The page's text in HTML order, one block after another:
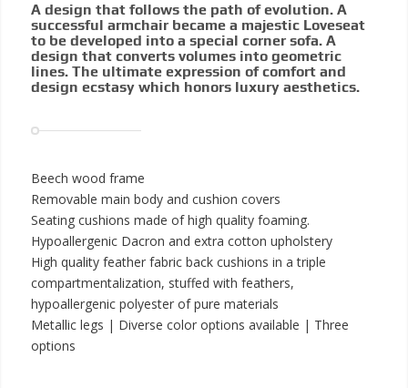
A design that follows the path of evolution. A
successful armchair became a majestic Loveseat
to be developed into a special corner sofa. A
design that converts volumes into geometric
lines. The ultimate expression of comfort and
design ecstasy which honors luxury aesthetics.
Beech wood frame
Removable main body and cushion covers
Seating cushions made of high quality foaming.
Hypoallergenic Dacron and extra cotton upholstery
High quality feather fabric back cushions in a triple
compartmentalization, stuffed with feathers,
hypoallergenic polyester of pure materials
Metallic legs | Diverse color options available | Three
options